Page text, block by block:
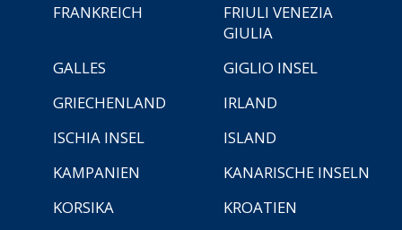
FRANKREICH
FRIULI VENEZIA
GIULIA
GALLES
GIGLIO INSEL
GRIECHENLAND
IRLAND
ISCHIA INSEL
ISLAND
KAMPANIEN
KANARISCHE INSELN
KORSIKA
KROATIEN